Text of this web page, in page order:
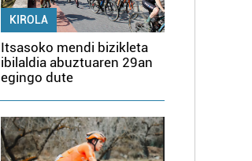
KIROLA
Itsasoko mendi bizikleta
ibilaldia abuztuaren 29an
egingo dute